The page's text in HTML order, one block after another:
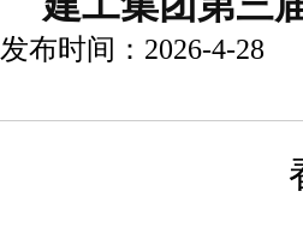
发布时间：2026-4-